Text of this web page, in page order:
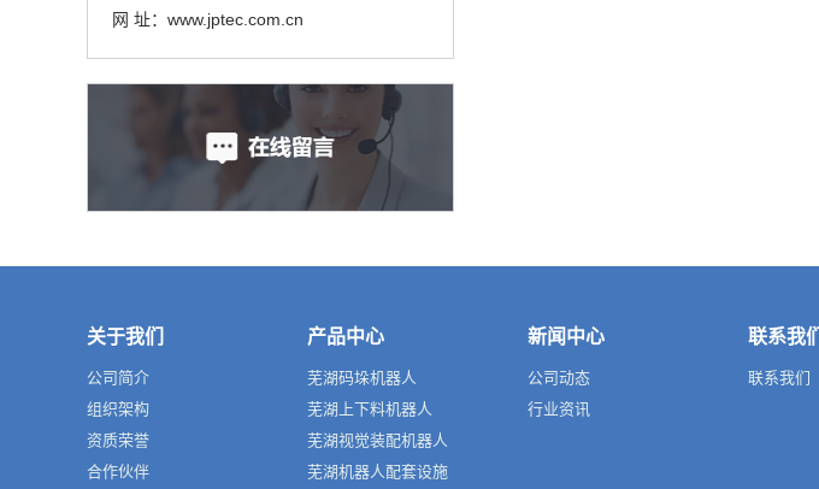
网 址：www.jptec.com.cn
关于我们
公司简介
组织架构
资质荣誉
合作伙伴
产品中心
芜湖码垛机器人
芜湖上下料机器人
芜湖视觉装配机器人
芜湖机器人配套设施
新闻中心
公司动态
行业资讯
联系我们
联系我们